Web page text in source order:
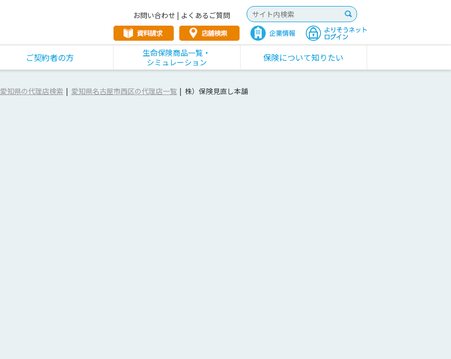
お問い合わせ | よくあるご質問
ご契約者の方
生命保険商品一覧・
シミュレーション
保険について知りたい
愛知県の代理店検索 愛知県名古屋市西区の代理店一覧 株）保険見直し本舗